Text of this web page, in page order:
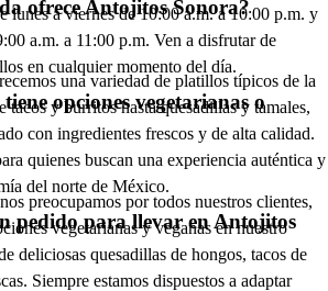
lunes a viernes de 10:00 a.m. a 10:00 p.m. y
a.m. a 11:00 p.m. Ven a disfrutar de
en cualquier momento del día.
ofrece Antojitos Sonora?
una variedad de platillos típicos de la
tacos y burritos hasta quesadillas y tamales,
con ingredientes frescos y de alta calidad.
quienes buscan una experiencia auténtica y
del norte de México.
opciones vegetarianas o
preocupamos por todos nuestros clientes,
vegetarianas y veganas en nuestro
deliciosas quesadillas de hongos, tacos de
Siempre estamos dispuestos a adaptar
pedido para llevar en Antojitos